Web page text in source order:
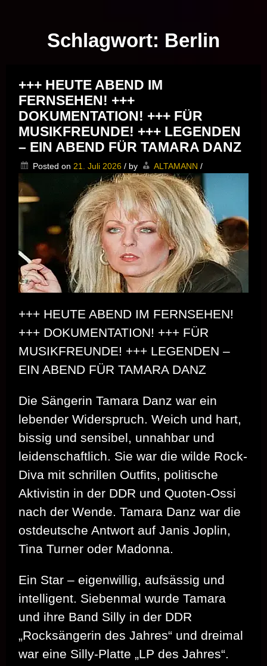
Schlagwort: Berlin
+++ HEUTE ABEND IM
FERNSEHEN! +++
DOKUMENTATION! +++ FÜR
MUSIKFREUNDE! +++ LEGENDEN
– EIN ABEND FÜR TAMARA DANZ
Posted on 21. Juli 2026 / by ALTAMANN /
+++ HEUTE ABEND IM FERNSEHEN!
+++ DOKUMENTATION! +++ FÜR
MUSIKFREUNDE! +++ LEGENDEN –
EIN ABEND FÜR TAMARA DANZ
Die Sängerin Tamara Danz war ein
lebender Widerspruch. Weich und hart,
bissig und sensibel, unnahbar und
leidenschaftlich. Sie war die wilde Rock-
Diva mit schrillen Outfits, politische
Aktivistin in der DDR und Quoten-Ossi
nach der Wende. Tamara Danz war die
ostdeutsche Antwort auf Janis Joplin,
Tina Turner oder Madonna.
Ein Star – eigenwillig, aufsässig und
intelligent. Siebenmal wurde Tamara
und ihre Band Silly in der DDR
„Rocksängerin des Jahres“ und dreimal
war eine Silly-Platte „LP des Jahres“.